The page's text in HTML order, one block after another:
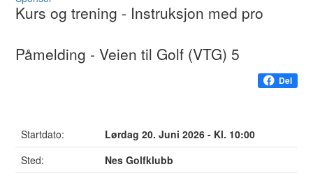
Kurs og trening - Instruksjon med pro
Påmelding - Veien til Golf (VTG) 5
Del
Startdato:
Lørdag 20. Juni 2026 - Kl. 10:00
Sted:
Nes Golfklubb